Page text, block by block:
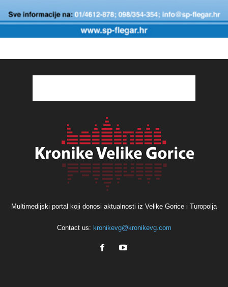
Multimedijski portal koji donosi aktualnosti iz Velike Gorice i Turopolja
Contact us: kronikevg@kronikevg.com